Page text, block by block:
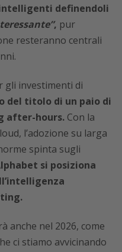
definendoli
, pur
resteranno centrali
gli investimenti di
del titolo di un paio di
after-hours. Con la
l’adozione su larga
spinta sugli
si posiziona
anche nel 2026, come
ci stiamo avvicinando